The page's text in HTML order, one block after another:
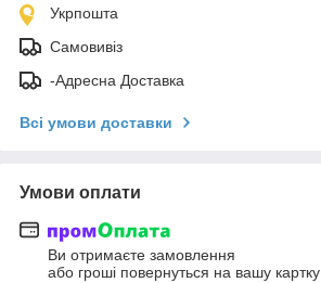
Укрпошта
Самовивіз
-Адресна Доставка
Всі умови доставки
Умови оплати
Ви отримаєте замовлення
або гроші повернуться на вашу картку